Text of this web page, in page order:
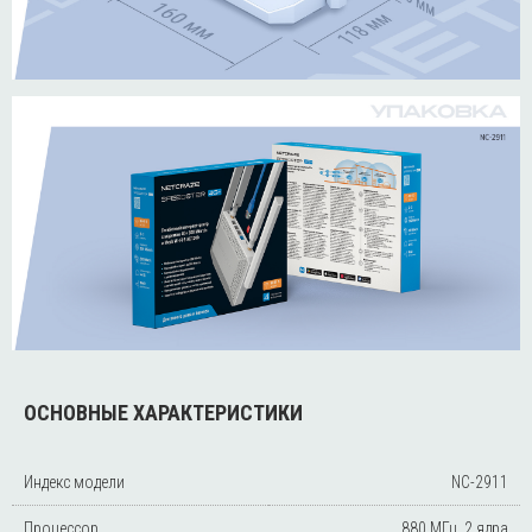
ОСНОВНЫЕ ХАРАКТЕРИСТИКИ
Индекс модели NC-2911